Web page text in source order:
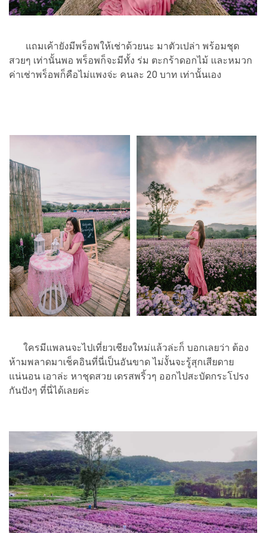
แถมเค้ายังมีพร็อพให้เช่าด้วยนะ มาตัวเปล่า พร้อมชุด
สวยๆ เท่านั้นพอ พร็อพก็จะมีทั้ง ร่ม ตะกร้าดอกไม้ และหมวก
ค่าเช่าพร็อพก็คือไม่แพงจ่ะ คนละ 20 บาท เท่านั้นเอง
ใครมีแพลนจะไปเที่ยวเชียงใหม่แล้วล่ะก็ บอกเลยว่า ต้อง
ห้ามพลาดมาเช็คอินที่นี่เป็นอันขาด ไม่งั้นจะรู้สุกเสียดาย
แน่นอน เอาล่ะ หาชุดสวย เดรสพริ้วๆ ออกไปสะบัดกระโปรง
กันปังๆ ที่นี่ได้เลยค่ะ